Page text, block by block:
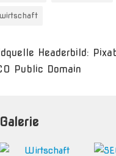
wirtschaft
Headerbild:
Public Domain
Galerie